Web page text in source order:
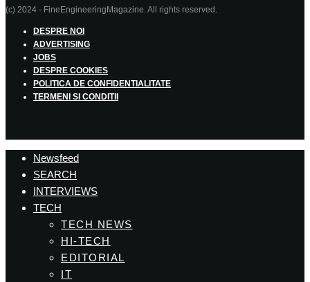
(c) 2024 - FineEngineeringMagazine. All rights reserved.
DESPRE NOI
ADVERTISING
JOBS
DESPRE COOKIES
POLITICA DE CONFIDENTIALITATE
TERMENI SI CONDITII
Newsfeed
SEARCH
INTERVIEWS
TECH
TECH NEWS
HI-TECH
EDITORIAL
IT